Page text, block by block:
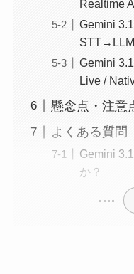
Realtime
Gemini
Gemini
Live /
懸念点・注意
よくある質問
Gemini
か？